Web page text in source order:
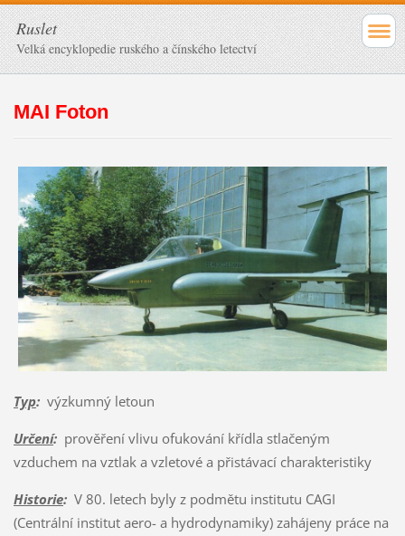
Ruslet
Velká encyklopedie ruského a čínského letectví
MAI Foton
Typ:výzkumný letoun
Určení:prověření vlivu ofukování křídla stlačeným
vzduchem na vztlak a vzletové a přistávací charakteristiky
Historie:V 80. letech byly z podmětu institutu CAGI
(Centrální institut aero- a hydrodynamiky) zahájeny práce na